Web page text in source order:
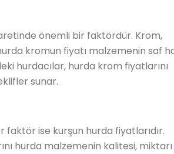
önemli bir faktördür. Krom,
kromun fiyatı malzemenin saf
hurdacılar, hurda krom fiyatlarını
sunar.
ise kurşun hurda fiyatlarıdır.
hurda malzemenin kalitesi,